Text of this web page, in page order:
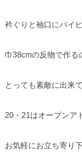
衿ぐりと袖口にパイ
巾38cmの反物で作る
とっても素敵に出来
20・21はオープンア
お気軽にお立ち寄り